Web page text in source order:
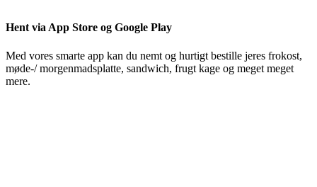
Hent via App Store og Google Play
Med vores smarte app kan du nemt og hurtigt bestille jeres frokost,
møde-/ morgenmadsplatte, sandwich, frugt kage og meget meget
mere.